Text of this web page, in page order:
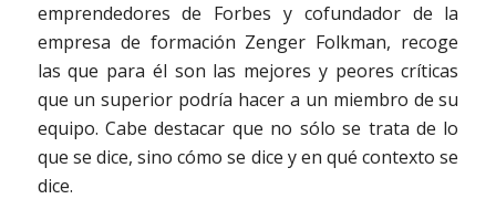
emprendedores de Forbes y cofundador de la
empresa de formación Zenger Folkman, recoge
las que para él son las mejores y peores críticas
que un superior podría hacer a un miembro de su
equipo. Cabe destacar que no sólo se trata de lo
que se dice, sino cómo se dice y en qué contexto se
dice.